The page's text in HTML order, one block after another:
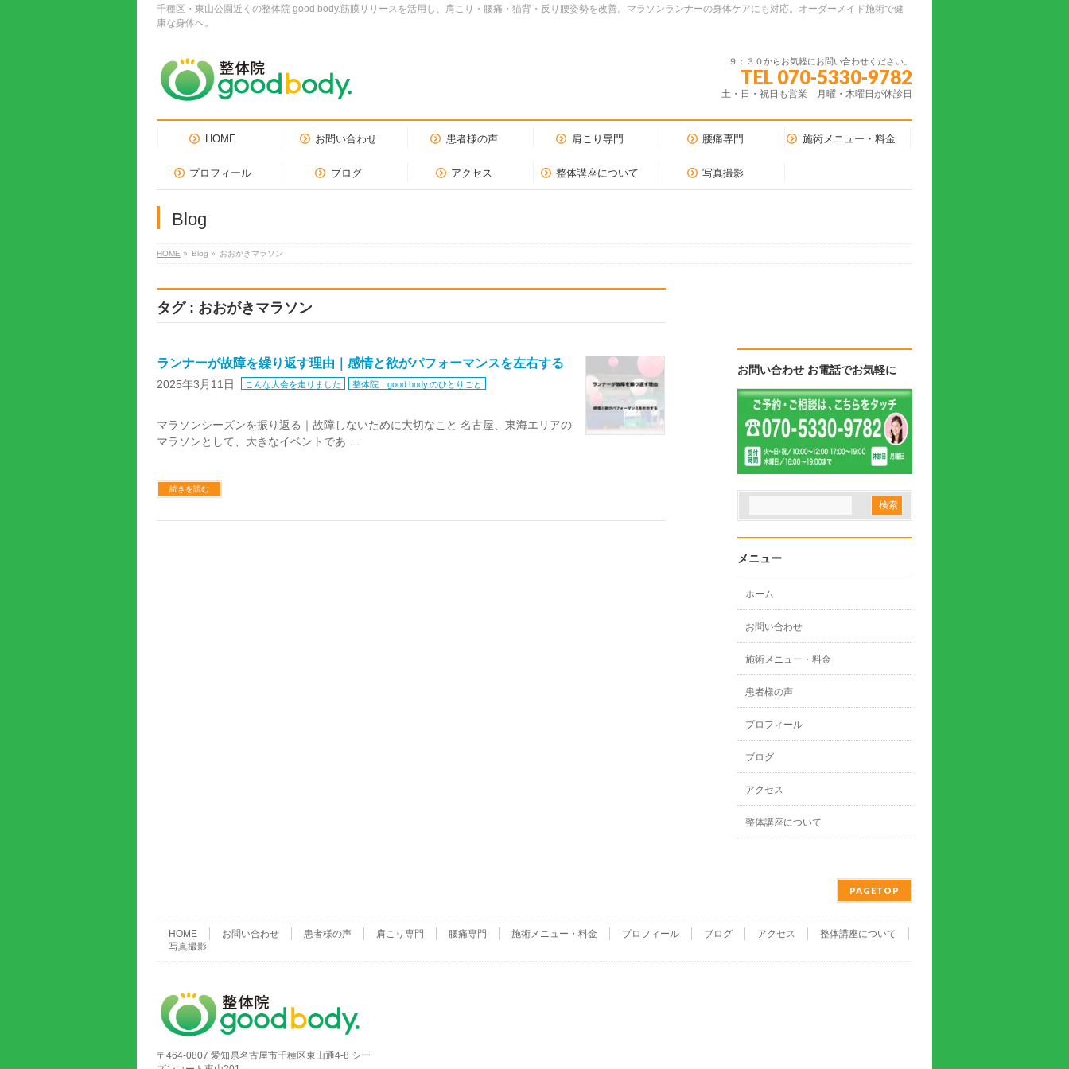
千種区・東山公園近くの整体院 good body.筋膜リリースを活用し、肩こり・腰痛・猫背・反り腰姿勢を改善。マラソンランナーの身体ケアにも対応。オーダーメイド施術で健
康な身体へ。
９：３０からお気軽にお問い合わせください。
TEL 070-5330-9782
土・日・祝日も営業 月曜・木曜日が休診日
HOME お問い合わせ 患者様の声 肩こり専門 腰痛専門 施術メニュー・料金
プロフィール ブログ アクセス 整体講座について 写真撮影
Blog
HOME » Blog » おおがきマラソン
タグ : おおがきマラソン
ランナーが故障を繰り返す理由｜感情と欲がパフォーマンスを左右する
2025年3月11日 こんな大会を走りました 整体院 good body.のひとりごと
マラソンシーズンを振り返る｜故障しないために大切なこと 名古屋、東海エリアの
マラソンとして、大きなイベントであ …
続きを読む
お問い合わせ お電話でお気軽に
メニュー
ホーム
お問い合わせ
施術メニュー・料金
患者様の声
プロフィール
ブログ
アクセス
整体講座について
PAGETOP
HOME お問い合わせ 患者様の声 肩こり専門 腰痛専門 施術メニュー・料金 プロフィール ブログ アクセス
整体講座について
写真撮影
〒464-0807 愛知県名古屋市千種区東山通4-8 シー